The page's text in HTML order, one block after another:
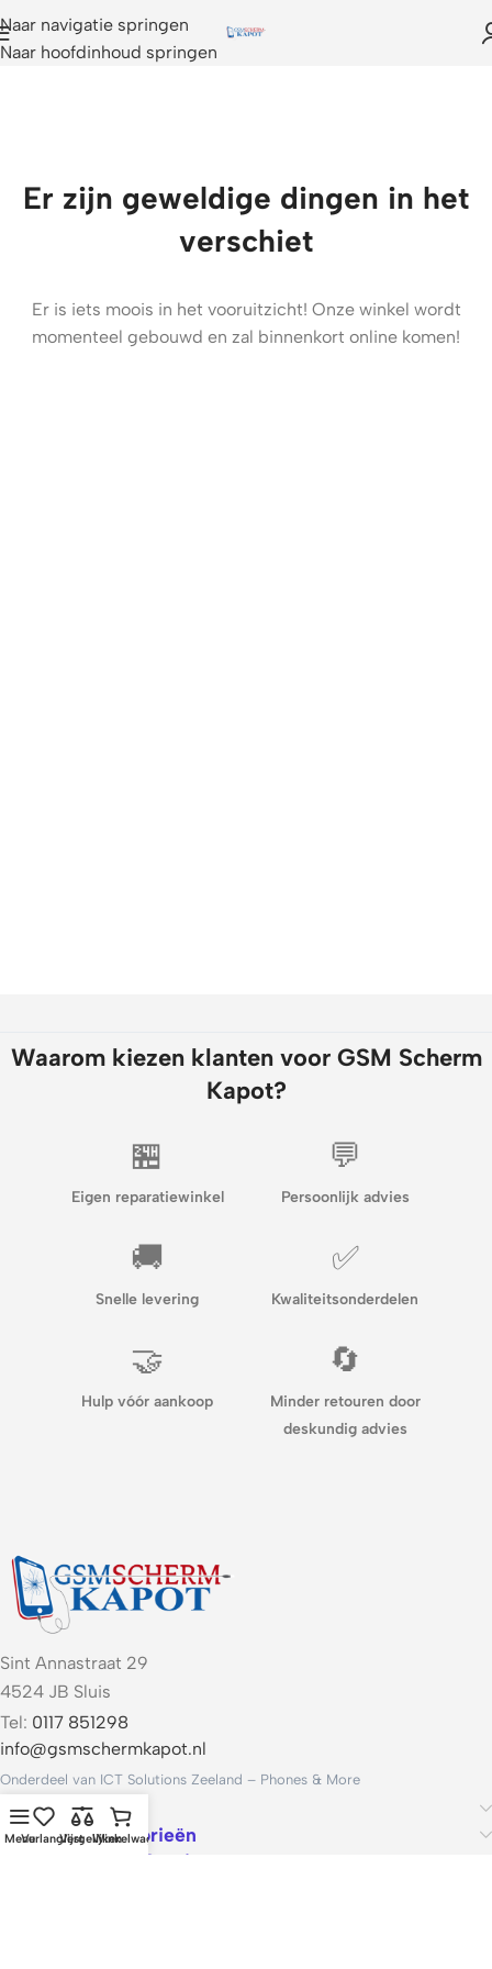
Naar navigatie springen
Naar hoofdinhoud springen
Er zijn geweldige dingen in het
verschiet
Er is iets moois in het vooruitzicht! Onze winkel wordt
momenteel gebouwd en zal binnenkort online komen!
Waarom kiezen klanten voor GSM Scherm
Kapot?
🏪
Eigen reparatiewinkel
💬
Persoonlijk advies
🚚
Snelle levering
✅
Kwaliteitsonderdelen
🤝
Hulp vóór aankoop
🔄
Minder retouren door
deskundig advies
Sint Annastraat 29
4524 JB Sluis
Tel: 0117 851298
info@gsmschermkapot.nl
Onderdeel van ICT Solutions Zeeland – Phones & More
Handige links
Populaire categorieën
Voorwaarden & Service
MenuVerlanglijstVergelijkenWinkelwagen